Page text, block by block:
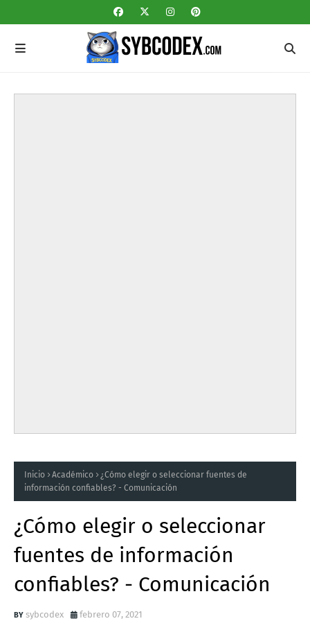
Inicio Académico
¿Cómo elegir o seleccionar fuentes de
información confiables? - Comunicación
¿Cómo elegir o seleccionar
fuentes de información
confiables? - Comunicación
sybcodex febrero 07, 2021